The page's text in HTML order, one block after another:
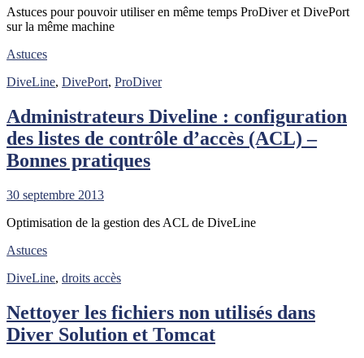
Astuces pour pouvoir utiliser en même temps ProDiver et DivePort
sur la même machine
Astuces
DiveLine, DivePort, ProDiver
Administrateurs Diveline : configuration
des listes de contrôle d’accès (ACL) –
Bonnes pratiques
30 septembre 2013
Optimisation de la gestion des ACL de DiveLine
Astuces
DiveLine, droits accès
Nettoyer les fichiers non utilisés dans
Diver Solution et Tomcat